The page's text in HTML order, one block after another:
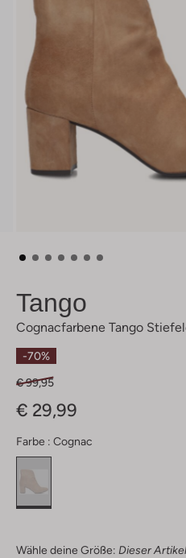
Tango
Cognacfarbene Tango
-70%
€ 99,95
€ 29,99
Farbe : Cognac
Wähle deine Größe: Dieser